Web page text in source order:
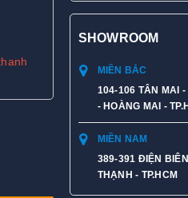
SHOWROOM
MIỀN BẮC
104-106 TÂN MAI -
- HOÀNG MAI -
MIỀN NAM
389-391 ĐIỆN
THẠNH - TP.HCM